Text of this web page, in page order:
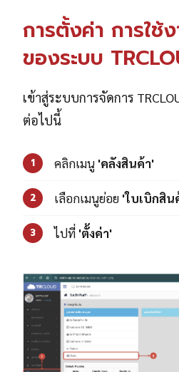
การตั้งค่า การใช้
ของระบบ
เข้าสู่ระบบการจัดการ
ต่อไปนี้
1 คลิกเมนู 'คลังสินค้า'
2 เลือกเมนูย่อย 'ใบเบิกสิ
3 ไปที่ 'ตั้งค่า'